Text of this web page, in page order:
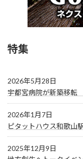
特集
2026年5月28日
宇都宮病院が新築移転
2026年1月7日
ピタットハウス和歌
2025年12月9日